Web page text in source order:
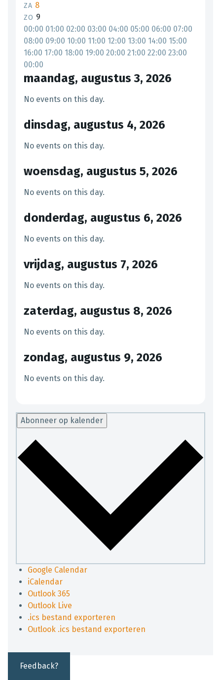
ZA 8
ZO 9
00:00 01:00 02:00 03:00 04:00 05:00 06:00 07:00
08:00 09:00 10:00 11:00 12:00 13:00 14:00 15:00
16:00 17:00 18:00 19:00 20:00 21:00 22:00 23:00
00:00
maandag, augustus 3, 2026
No events on this day.
dinsdag, augustus 4, 2026
No events on this day.
woensdag, augustus 5, 2026
No events on this day.
donderdag, augustus 6, 2026
No events on this day.
vrijdag, augustus 7, 2026
No events on this day.
zaterdag, augustus 8, 2026
No events on this day.
zondag, augustus 9, 2026
No events on this day.
Abonneer op kalender
Google Calendar
iCalendar
Outlook 365
Outlook Live
.ics bestand exporteren
Outlook .ics bestand exporteren
Feedback?